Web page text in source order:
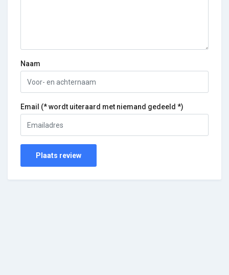
Naam
Email (* wordt uiteraard met niemand gedeeld *)
Plaats review